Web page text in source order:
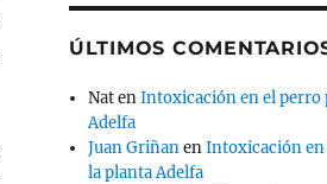
ÚLTIMOS
NatenIntoxicación en el perro
Adelfa
Juan GriñanenIntoxicación
la planta Adelfa